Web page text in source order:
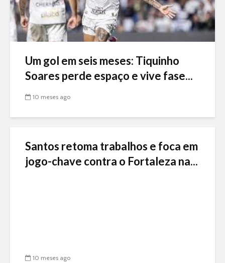
Um gol em seis meses: Tiquinho
Soares perde espaço e vive fase...
10 meses ago
Santos retoma trabalhos e foca em
jogo-chave contra o Fortaleza na...
10 meses ago